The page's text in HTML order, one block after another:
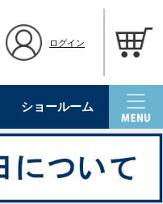
ログイン
ショールーム